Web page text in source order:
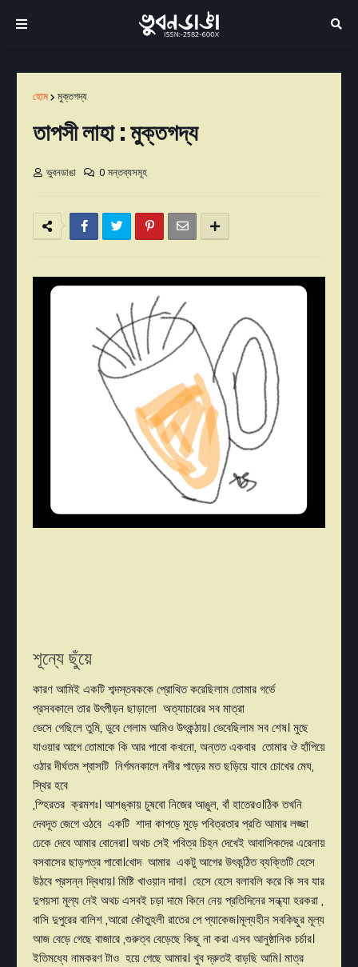
হোম মুক্তগদ্য
তাপসী লাহা : মুক্তগদ্য
ভুবনডাঙা 0 মন্তব্যসমূহ
শূন্যে ছুঁয়ে
কারণ আমিই একটি শব্দস্তবককে প্রোথিত করেছিলাম তোমার গর্ভে
প্রসবকালে তার উৎপীড়ন ছাড়ালো অত্যাচারের সব মাত্রা
ভেসে গেছিলে তুমি, ডুবে গেলাম আমিও উৎকন্ঠায়। ভেবেছিলাম সব শেষ। মুছে
যাওয়ার আগে তোমাকে কি আর পাবো কখনো, অন্তত একবার তোমার ঔ হাঁপিয়ে
ওঠার দীর্ঘতম শ্বাসটি নির্গমনকালে নদীর পাড়ের মত ছড়িয়ে যাবে চোখের মেঘ,
স্থির হবে
,স্হিরতর ক্রমশঃ। আশঙ্কায় চুষবো নিজের আঙুল, বাঁ হাতেরও।ঠিক তখনি
দেবদূত জেগে ওঠবে একটি শাদা কাপড়ে মুড়ে পবিত্রতার প্রতি আমার লজ্জা
ঢেকে দেবে আমার বোনেরা। অথচ সেই পবিত্র চিহ্ন দেখেই আবাসিকদের এরেনায়
বসবাসের ছাড়পত্র পাবো।খোদ আমার একটু আগের উৎকন্ঠিত ব্যক্তিটি হেসে
উঠবে প্রসন্ন দ্বিধায়। মিষ্টি খাওয়ান দাদা। হেসে হেসে বলাবলি করে কি সব যার
দুপয়সা মূল্য নেই অথচ এসবই চড়া দামে কিনে নেয় প্রতিদিনের সন্ধ্যা হরকরা ,
বাসি দুপুরের বালিশ ,আরো কৌতুহলী রাতের পে প্যাকেজ।মূল্যহীন সবকিছুর মূল্য
আজ বেড়ে গেছে বাজারে ,গুরুত্ব বেড়েছে কিছু না করা এসব আনুষ্ঠানিক চর্চার।
ইতিমধ্যে নামকরণ টাও হয়ে গেছে আমার। খুব দ্রুতই বাড়ছি আমি। মাত্র